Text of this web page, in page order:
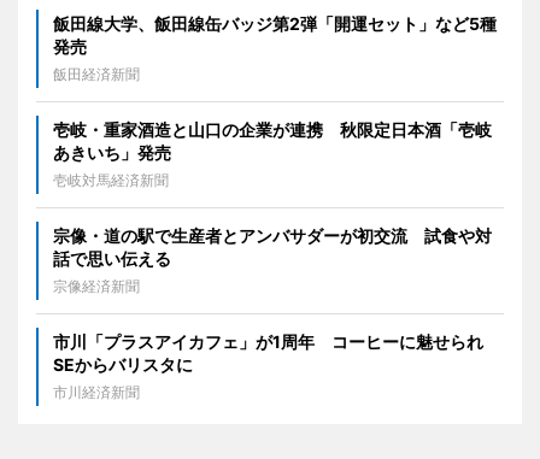
飯田線大学、飯田線缶バッジ第2弾「開運セット」など5種
発売
飯田経済新聞
壱岐・重家酒造と山口の企業が連携 秋限定日本酒「壱岐
あきいち」発売
壱岐対馬経済新聞
宗像・道の駅で生産者とアンバサダーが初交流 試食や対
話で思い伝える
宗像経済新聞
市川「プラスアイカフェ」が1周年 コーヒーに魅せられ
SEからバリスタに
市川経済新聞